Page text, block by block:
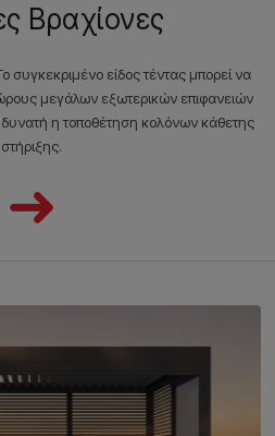
Βραχίονες
συγκεκριμένο είδος τέντας μπορεί να
μεγάλων εξωτερικών επιφανειών
δυνατή η τοποθέτηση κολόνων κάθετης
στήριξης.
➜